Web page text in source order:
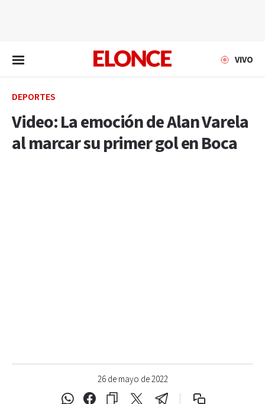
VIVO
DEPORTES
Video: La emoción de Alan Varela
al marcar su primer gol en Boca
26 de mayo de 2022